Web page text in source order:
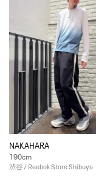
NAKAHARA
190cm
渋谷 / Reebok Store Shibuya